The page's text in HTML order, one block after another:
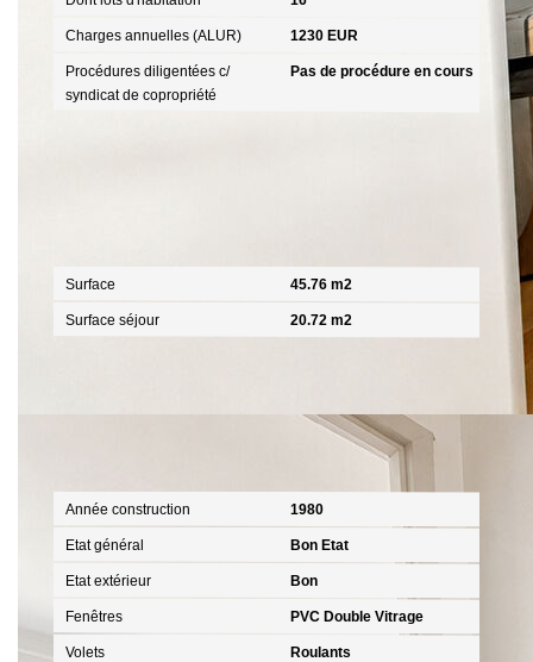
Charges annuelles (ALUR) 1230 EUR
Procédures diligentées c/
syndicat de copropriété
Pas de procédure en cours
Surface 45.76 m2
Surface séjour 20.72 m2
Année construction 1980
Etat général Bon Etat
Etat extérieur Bon
Fenêtres PVC Double Vitrage
Volets Roulants